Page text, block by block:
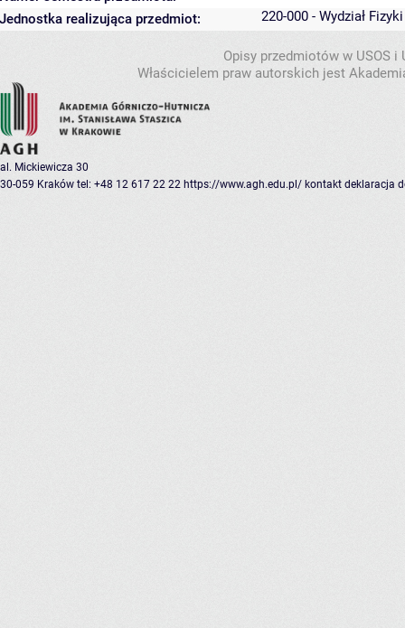
Jednostka realizująca przedmiot:
220-000 - Wydział
Opisy przedmiotów w USOS
Właścicielem praw autorskich jest
al. Mickiewicza 30
30-059 Kraków tel: +48 12 617 22 22 https://www.agh.edu.pl/ kontakt deklaracja